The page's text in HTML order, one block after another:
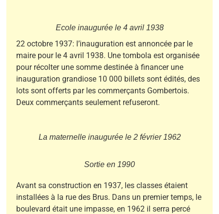
Ecole inaugurée le 4 avril 1938
22 octobre 1937: l’inauguration est annoncée par le
maire pour le 4 avril 1938. Une tombola est organisée
pour récolter une somme destinée à financer une
inauguration grandiose 10 000 billets sont édités, des
lots sont offerts par les commerçants Gombertois.
Deux commerçants seulement refuseront.
La maternelle inaugurée le 2 février 1962
Sortie en 1990
Avant sa construction en 1937, les classes étaient
installées à la rue des Brus. Dans un premier temps, le
boulevard était une impasse, en 1962 il serra percé